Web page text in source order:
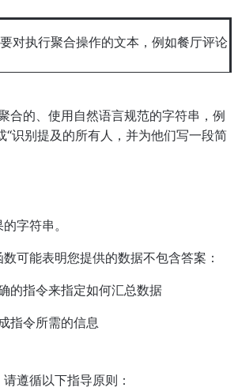
对执行聚合操作的文本，例如餐厅评论
合的、使用自然语言规范的字符串，例
“识别提及的所有人，并为他们写一段简
字符串。
可能表明您提供的数据不包含答案：
的指令来指定如何汇总数据
指令所需的信息
遵循以下指导原则：